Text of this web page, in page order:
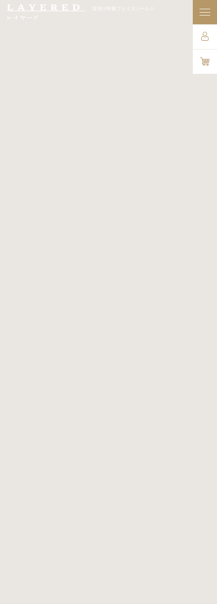
首掛け軽量フェイスシールド